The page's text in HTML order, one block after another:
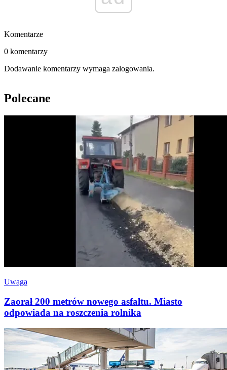
Komentarze
0 komentarzy
Dodawanie komentarzy wymaga zalogowania.
Polecane
Uwaga
Zaorał 200 metrów nowego asfaltu. Miasto
odpowiada na roszczenia rolnika